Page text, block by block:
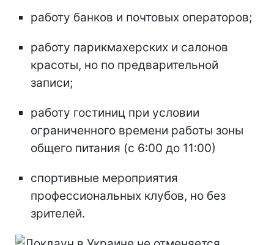
работу банков и почтовых операторов;
работу парикмахерских и салонов
красоты, но по предварительной
записи;
работу гостиниц при условии
ограниченного времени работы зоны
общего питания (с 6:00 до 11:00)
спортивные мероприятия
профессиональных клубов, но без
зрителей.